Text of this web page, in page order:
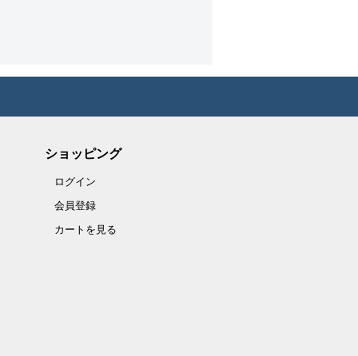
ショッピング
ログイン
会員登録
カートを見る